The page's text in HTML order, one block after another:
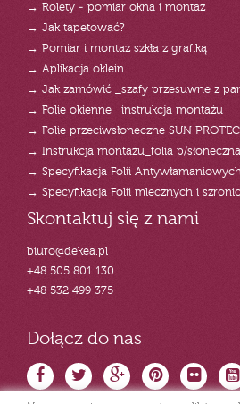
→ Rolety - pomiar okna i montaż
→ Jak tapetować?
→ Pomiar i montaż szkła z grafiką
→ Aplikacja oklein
→ Jak zamówić _szafy przesuwne z
→ Folie okienne _instrukcja montażu
→ Folie przeciwsłoneczne SUN
→ Instrukcja montażu_folia p/słoneczna
→ Specyfikacja Folii
→ Specyfikacja Folii mlecznych i
Skontaktuj się z nami
biuro@dekea.pl
+48 505 801 130
+48 532 499 375
Dołącz do nas